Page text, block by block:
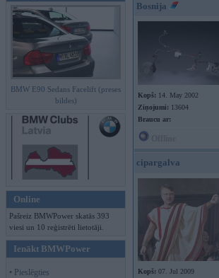
BMW E90 Sedans Facelift (preses
bildes)
Online
Pašreiz BMWPower skatās 393
viesi un 10 reģistrēti lietotāji.
Ienākt BMWPower
• Pieslēgties
Bosnija
Kopš: 14. May 2002
Ziņojumi: 13604
Braucu ar:
cipargalva
Kopš: 07. Jul 2009